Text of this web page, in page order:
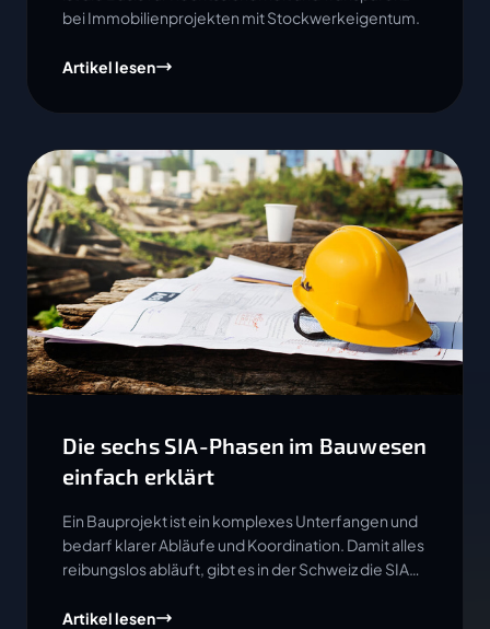
bei Immobilienprojekten mit Stockwerkeigentum.
Artikel lesen
Die sechs SIA-Phasen im Bauwesen
einfach erklärt
Ein Bauprojekt ist ein komplexes Unterfangen und
bedarf klarer Abläufe und Koordination. Damit alles
reibungslos abläuft, gibt es in der Schweiz die SIA
Artikel lesen